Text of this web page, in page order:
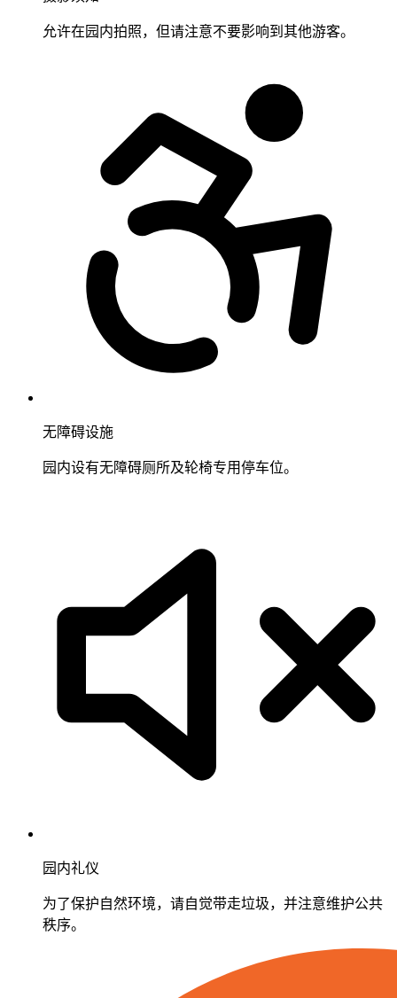
允许在园内拍照，但请注意不要影响到其他游客。
无障碍设施
园内设有无障碍厕所及轮椅专用停车位。
园内礼仪
为了保护自然环境，请自觉带走垃圾，并注意维护公共
秩序。